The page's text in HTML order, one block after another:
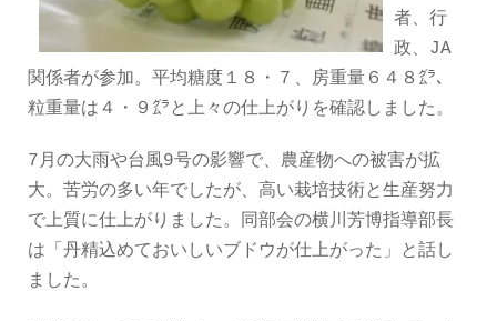
者、行
政、JA
関係者が参加。平均糖度１８・７、房重量６４８㌘、
粒重量は４・９㌘と上々の仕上がりを確認しました。
7月の大雨や台風9号の影響で、農産物への被害が拡
大。苦労の多い年でしたが、高い栽培技術と生産努力
で上質に仕上がりました。同部会の横川芳博指導部長
は「丹精込めておいしいブドウが仕上がった」と話し
ました。